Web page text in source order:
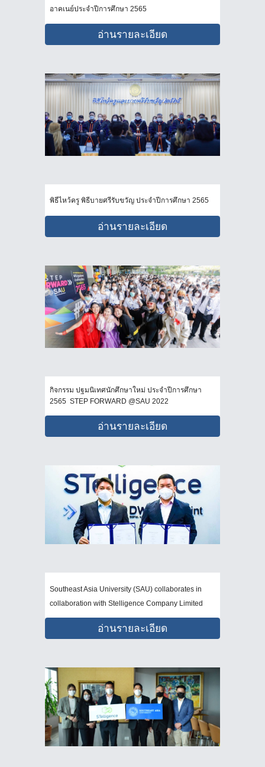
อาคเนย์ประจำปีการศึกษา 2565
อ่านรายละเอียด
พิธีไหว้ครู พิธีบายศรีรับขวัญ ประจำปีการศึกษา 2565
อ่านรายละเอียด
กิจกรรม ปฐมนิเทศนักศึกษาใหม่ ประจำปีการศึกษา
2565 STEP FORWARD @SAU 2022
อ่านรายละเอียด
Southeast Asia University (SAU) collaborates in
collaboration with Stelligence Company Limited
อ่านรายละเอียด